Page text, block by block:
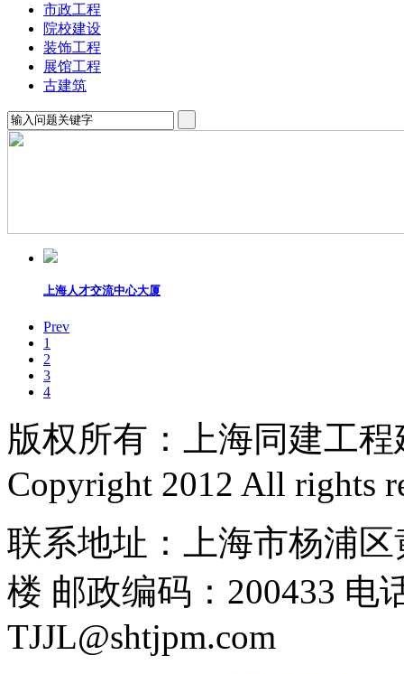
市政工程
院校建设
装饰工程
展馆工程
古建筑
上海人才交流中心大厦
Prev
1
2
3
4
版权所有：上海同建工
Copyright 2012 All rights
联系地址：上海市杨浦
楼 邮政编码：200433 电
TJJL@shtjpm.com